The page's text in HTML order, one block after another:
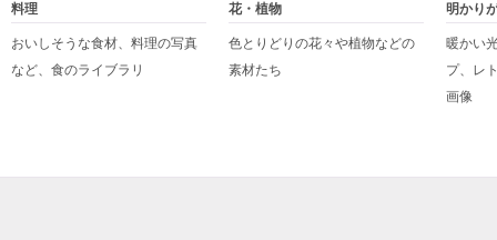
料理
おいしそうな食材、料理の写真
など、食のライブラリ
花・植物
色とりどりの花々や植物などの
素材たち
明かり
暖かい
プ、レ
画像